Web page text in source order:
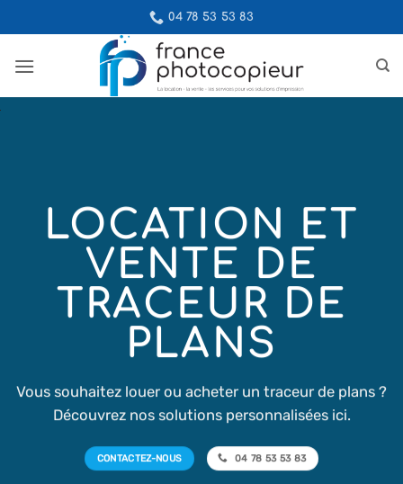
au
04 78 53 53 83
LOCATION ET
VENTE DE
TRACEUR DE
PLANS
Vous souhaitez louer ou acheter un traceur de plans ?
Découvrez nos solutions personnalisées ici.
CONTACTEZ-NOUS 04 78 53 53 83